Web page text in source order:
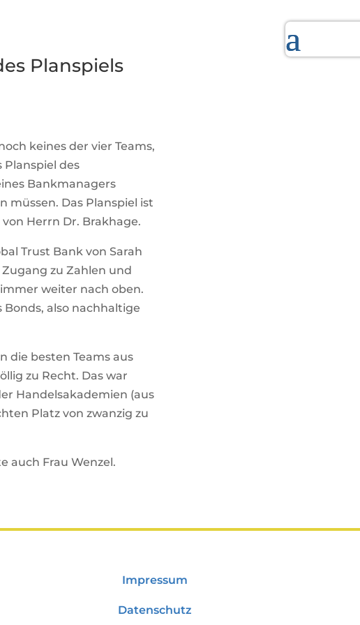
Planspiels
keines der vier Teams,
des
Bankmanagers
Das Planspiel ist
Herrn Dr. Brakhage.
Trust Bank von Sarah
zu Zahlen und
weiter nach oben.
also nachhaltige
die besten Teams aus
zu Recht. Das war
Handelsakademien (aus
Platz von zwanzig zu
auch Frau Wenzel.
Impressum
Datenschutz